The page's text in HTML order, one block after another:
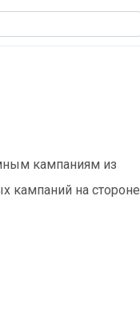
кампаниям из
кампаний на стороне